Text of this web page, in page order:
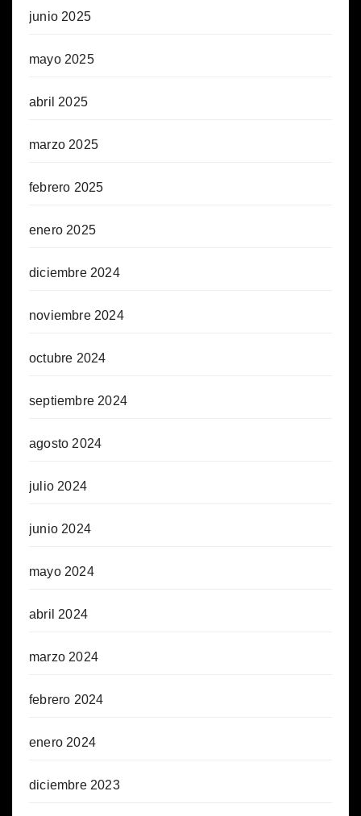
junio 2025
mayo 2025
abril 2025
marzo 2025
febrero 2025
enero 2025
diciembre 2024
noviembre 2024
octubre 2024
septiembre 2024
agosto 2024
julio 2024
junio 2024
mayo 2024
abril 2024
marzo 2024
febrero 2024
enero 2024
diciembre 2023